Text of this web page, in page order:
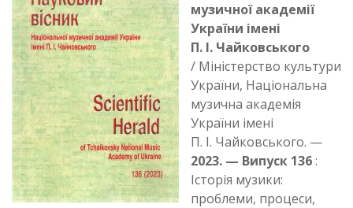
музичної академії
України імені
П. І. Чайковського
/ Міністерство культури
України, Національна
музична академія
України імені
П. І. Чайковського. —
2023. — Випуск 136:
Історія музики:
проблеми, процеси,